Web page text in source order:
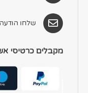
שלחו הודעה
מקבלים כרטיסי